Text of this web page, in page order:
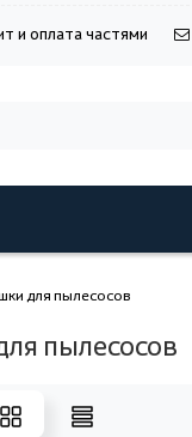
и оплата частями
для пылесосов
пылесосов